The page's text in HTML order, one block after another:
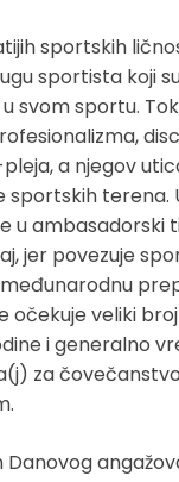
sportskih
sportista koji
svom sportu.
a njegov
sportskih terena.
u ambasadorski
jer povezuje
očekuje veliki
i generalno
za
Danovog